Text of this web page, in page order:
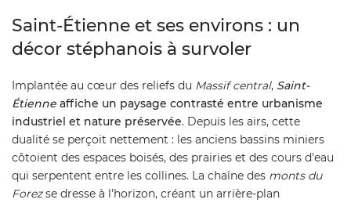
Saint-Étienne et ses environs : un
décor stéphanois à survoler
Implantée au cœur des reliefs du Massif central, Saint-
Étienne affiche un paysage contrasté entre urbanisme
industriel et nature préservée. Depuis les airs, cette
dualité se perçoit nettement : les anciens bassins miniers
côtoient des espaces boisés, des prairies et des cours d'eau
qui serpentent entre les collines. La chaîne des monts du
Forezse dresse à l'horizon, créant un arrière-plan